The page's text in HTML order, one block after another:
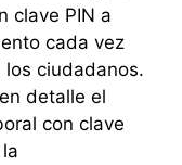
clave PIN a
cada vez
los ciudadanos.
detalle el
con clave